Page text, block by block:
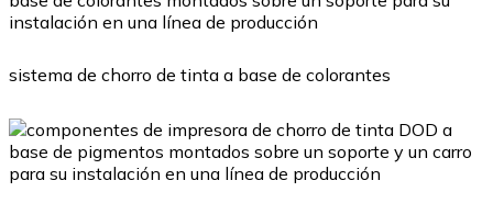
sistema de chorro de tinta a base de colorantes